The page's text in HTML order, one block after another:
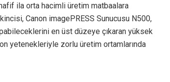
ila orta hacimli üretim matbaalara
Canon imagePRESS Sunucusu N500,
en üst düzeye çıkaran yüksek
yetenekleriyle zorlu üretim ortamlarında